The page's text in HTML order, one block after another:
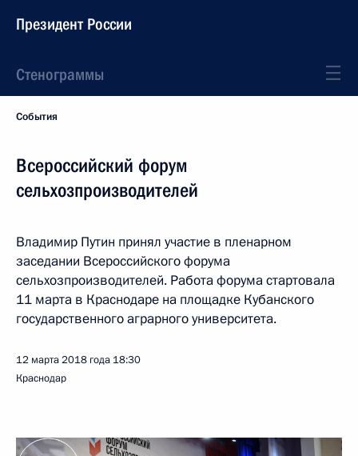
Президент России
Стенограммы
События
Всероссийский форум
сельхозпроизводителей
Владимир Путин принял участие в пленарном
заседании Всероссийского форума
сельхозпроизводителей. Работа форума стартовала
11 марта в Краснодаре на площадке Кубанского
государственного аграрного университета.
12 марта 2018 года 18:30
Краснодар